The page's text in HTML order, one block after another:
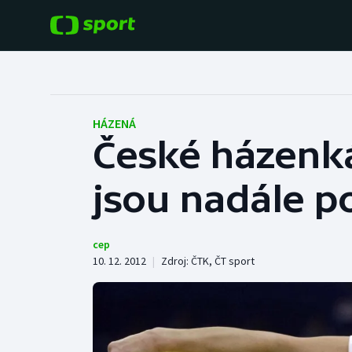
Fotbal
Hokej
Tenis
Cyklistika
Baseball a softbal
Basketbal
Boby a skeleton
HÁZENÁ
České
jsou nadále
cep
10. 12. 2012 | Zdroj: ČTK, ČT sport